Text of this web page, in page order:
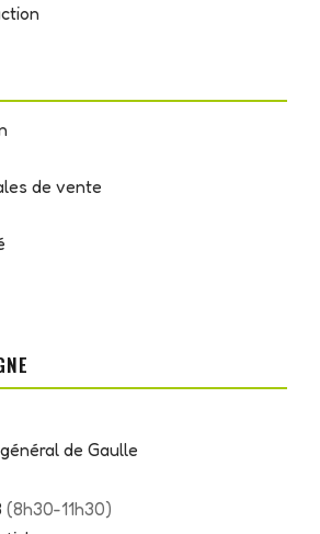
de vente
de Gaulle
(8h30-11h30)